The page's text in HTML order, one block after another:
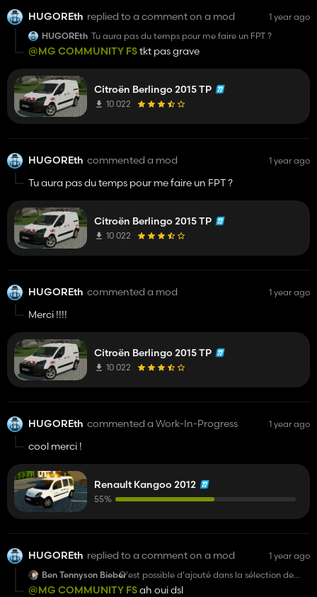
HUGOREth replied to a comment on a mod
1 year ago
HUGOREth Tu aura pas du temps pour me faire un FPT ?
@MG COMMUNITY FStkt pas grave
Citroën Berlingo 2015 TP
10 022
HUGOREth commented a mod 1 year ago
Tu aura pas du temps pour me faire un FPT ?
Citroën Berlingo 2015 TP
10 022
HUGOREth commented a mod 1 year ago
Merci !!!!
Citroën Berlingo 2015 TP
10 022
HUGOREth commented a Work-In-Progress 1 year ago
cool merci !
Renault Kangoo 2012
55%
HUGOREth replied to a comment on a mod
1 year ago
Ben Tennyson BieberC'est possible d'ajouté dans la sélection de
plaque (17)
@MG COMMUNITY FSah oui dsl